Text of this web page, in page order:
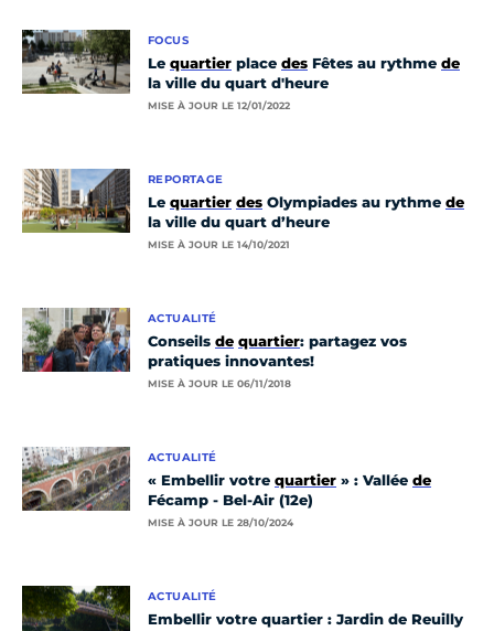
FOCUS
Le quartier place des Fêtes au rythme de
la ville du quart d'heure
MISE À JOUR LE 12/01/2022
REPORTAGE
Le quartier des Olympiades au rythme de
la ville du quart d’heure
MISE À JOUR LE 14/10/2021
ACTUALITÉ
Conseils de quartier: partagez vos
pratiques innovantes!
MISE À JOUR LE 06/11/2018
ACTUALITÉ
« Embellir votre quartier » : Vallée de
Fécamp - Bel-Air (12e)
MISE À JOUR LE 28/10/2024
ACTUALITÉ
Embellir votre quartier : Jardin de Reuilly